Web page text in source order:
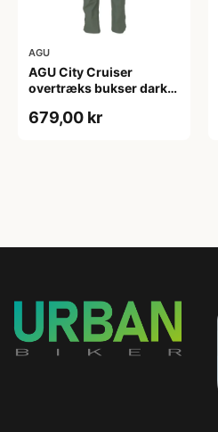
AGU
AGU City Cruiser
overtræks bukser dark
679,00 kr